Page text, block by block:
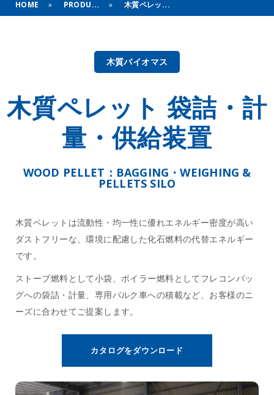
HOME » PRODU... » 木質ペレッ...
木質バイオマス
木質ペレット 袋詰・計
量・供給装置
WOOD PELLET：BAGGING・WEIGHING &
PELLETS SILO
木質ペレットは流動性・均一性に優れエネルギー密度が高い
ダストフリーな、環境に配慮した化石燃料の代替エネルギー
です。
ストーブ燃料として小袋、ボイラー燃料としてフレコンバッ
グへの袋詰・計量、専用バルク車への積載など、お客様のニ
ーズに合わせてご提案します。
カタログをダウンロード